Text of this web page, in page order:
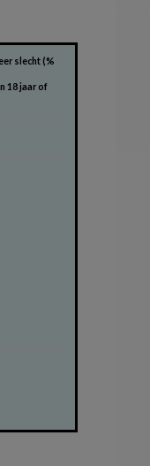
slecht (%
18 jaar of